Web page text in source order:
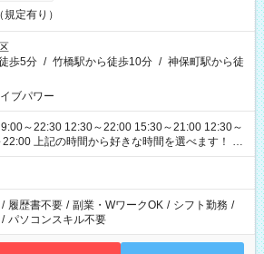
定有り）
歩5分 / 竹橋駅から徒歩10分 / 神保町駅から徒
ブパワー
9:00～22:30 12:30～22:00 15:30～21:00 12:30～
間を選べます！ ※
る可能性があります
/ 履歴書不要 / 副業・WワークOK / シフト勤務 /
/ パソコンスキル不要